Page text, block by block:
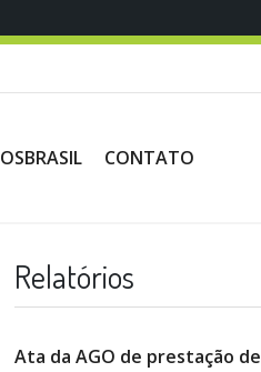
OSBRASIL CONTATO
Relatórios
Ata da AGO de prestação de